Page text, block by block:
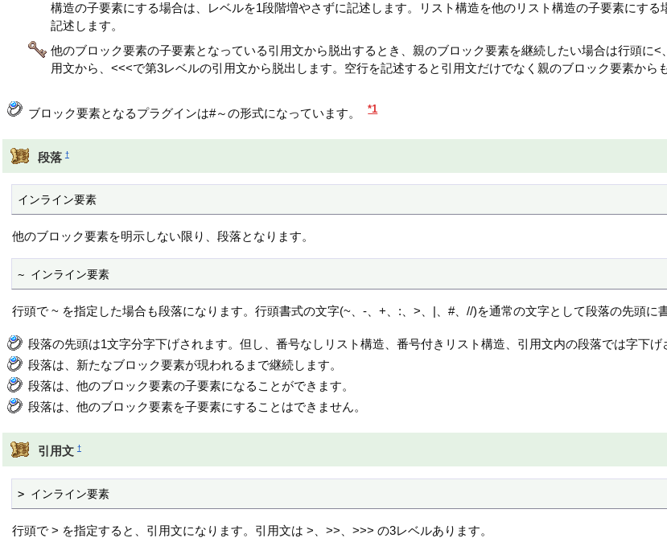
構造の子要素にする場合は、レベルを1段階増やさずに記述します。リスト構造を他のリスト構造の子要素にす
記述します。
他のブロック要素の子要素となっている引用文から脱出するとき、親のブロック要素を継続したい場合は行頭に
用文から、<<<で第3レベルの引用文から脱出します。空行を記述すると引用文だけでなく親のブロック要素から
ブロック要素となるプラグインは#～の形式になっています。 *1
段落 †
インライン要素
他のブロック要素を明示しない限り、段落となります。
~ インライン要素
行頭で ~ を指定した場合も段落になります。行頭書式の文字(~、-、+、:、>、|、#、//)を通常の文字として段落の先頭に
段落の先頭は1文字分字下げされます。但し、番号なしリスト構造、番号付きリスト構造、引用文内の段落では字下
段落は、新たなブロック要素が現われるまで継続します。
段落は、他のブロック要素の子要素になることができます。
段落は、他のブロック要素を子要素にすることはできません。
引用文 †
> インライン要素
行頭で > を指定すると、引用文になります。引用文は >、>>、>>> の3レベルあります。